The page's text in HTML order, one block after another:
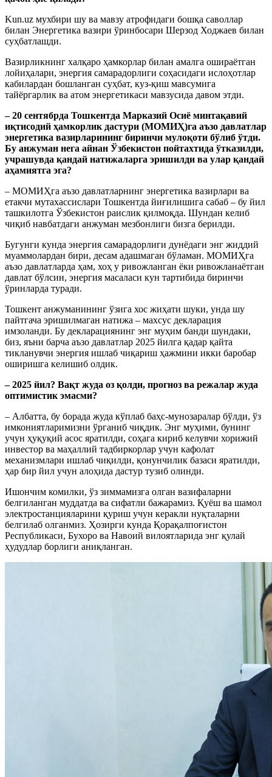
Kun.uz мухбири шу ва мавзу атрофидаги бошқа саволлар
билан Энергетика вазири ўринбосари Шерзод Ходжаев билан
суҳбатлашди.
Вазирликнинг халқаро ҳамкорлар билан амалга ошираётган
лойиҳалари, энергия самарадорлиги соҳасидаги ислоҳотлар
кабилардан бошланган суҳбат, куз-қиш мавсумига
тайёргарлик ва атом энергетикаси мавзусида давом этди.
– 20 сентябрда Тошкентда Марказий Осиё минтақавий
иқтисодий ҳамкорлик дастури (МОМИҲ)га аъзо давлатлар
энергетика вазирларининг биринчи мулоқоти бўлиб ўтди.
Бу анжуман нега айнан Ўзбекистон пойтахтида ўтказилди,
учрашувда қандай натижаларга эришилди ва улар қандай
аҳамиятга эга?
– МОМИҲга аъзо давлатларнинг энергетика вазирлари ва
етакчи мутахассислари Тошкентда йиғилишига сабаб – бу йил
ташкилотга Ўзбекистон раислик қилмоқда. Шундан келиб
чиқиб навбатдаги анжуман мезбонлиги бизга берилди.
Бугунги кунда энергия самарадорлиги дунёдаги энг жиддий
муаммолардан бири, десам адашмаган бўламан. МОМИҲга
аъзо давлатларда ҳам, хоҳ у ривожланган ёки ривожланаётган
давлат бўлсин, энергия масаласи кун тартибида биринчи
ўринларда туради.
Тошкент анжуманининг ўзига хос жиҳати шуки, унда шу
пайтгача эришилмаган натижа – махсус декларация
имзоланди. Бу декларациянинг энг муҳим банди шундаки,
биз, яъни барча аъзо давлатлар 2025 йилга қадар қайта
тикланувчи энергия ишлаб чиқариш ҳажмини икки баробар
оширишга келишиб олдик.
– 2025 йил? Вақт жуда оз қолди, прогноз ва режалар жуда
оптимистик эмасми?
– Албатта, бу борада жуда кўплаб баҳс-мунозаралар бўлди, ўз
имкониятларимизни ўрганиб чиқдик. Энг муҳими, бунинг
учун ҳуқуқий асос яратилди, соҳага кириб келувчи хорижий
инвестор ва маҳаллий тадбиркорлар учун кафолат
механизмлари ишлаб чиқилди, қонунчилик базаси яратилди,
ҳар бир йил учун алоҳида дастур тузиб олинди.
Ишончим комилки, ўз зиммамизга олган вазифаларни
белгиланган муддатда ва сифатли бажарамиз. Қуёш ва шамол
электростанцияларини қуриш учун керакли нуқталарни
белгилаб олганмиз. Ҳозирги кунда Қорақалпоғистон
Республикаси, Бухоро ва Навоий вилоятларида энг қулай
ҳудудлар борлиги аниқланган.